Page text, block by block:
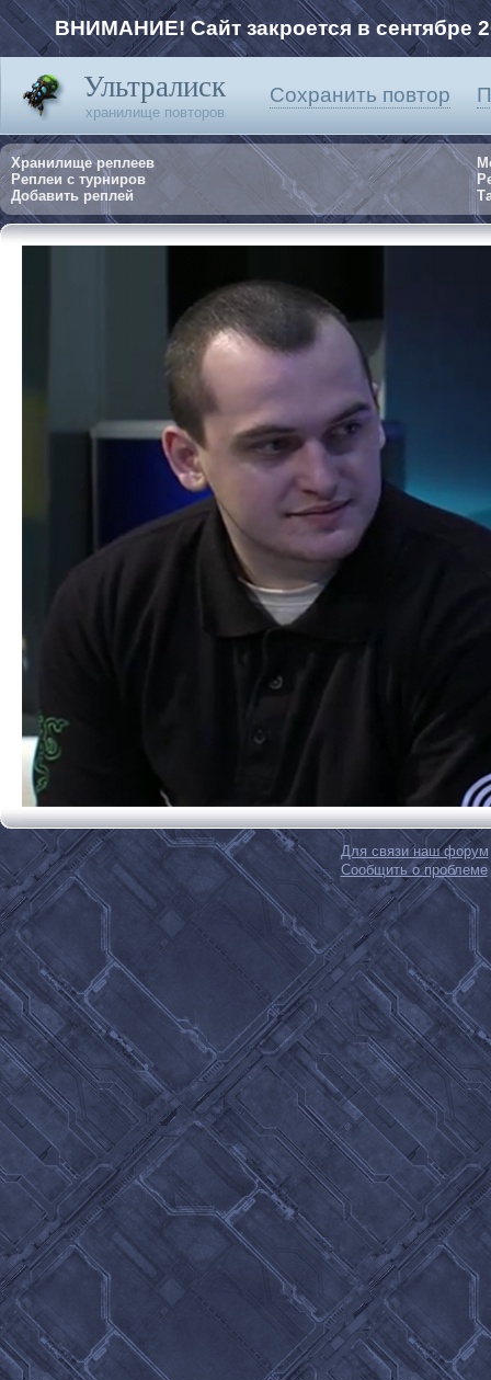
ВНИМАНИЕ! Сайт закроется в сентябре
Ультралиск
хранилище повторов
Сохранить повтор
Хранилище реплеев
Реплеи с турниров
Добавить реплей
Для связи наш форум
Сообщить о проблеме